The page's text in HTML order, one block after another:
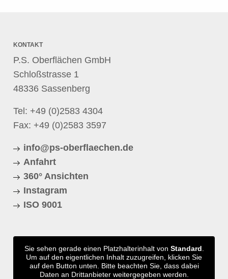
KONTAKT
P.S. Oberflächen GmbH
Schloßstrasse 1
48336 Sassenberg
Tel: +49 (0)2583 4304
Fax: +49 (0)2583 3597
info@ps-oberflaechen.de
Anfahrt
360° Ansichten
Instagram
ISO 9001
Sie sehen gerade einen Platzhalterinhalt von Standard
Um auf den eigentlichen Inhalt zuzugreifen, klicken Sie
auf den Button unten. Bitte beachten Sie, dass dabei
Daten an Drittanbieter weitergegeben werden.